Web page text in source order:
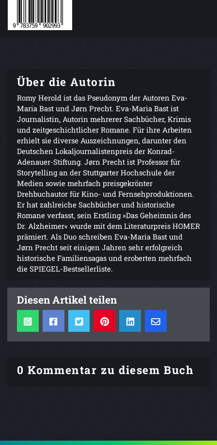
Über die Autorin
Romy Herold ist das Pseudonym der Autoren Eva-
Maria Bast und Jørn Precht. Eva-Maria Bast ist
Journalistin, Autorin mehrerer Sachbücher, Krimis
und zeitgeschichtlicher Romane. Für ihre Arbeiten
erhielt sie diverse Auszeichnungen, darunter den
Deutschen Lokaljournalistenpreis der Konrad-
Adenauer-Stiftung. Jørn Precht ist Professor für
Storytelling an der Stuttgarter Hochschule der
Medien sowie mehrfach preisgekrönter
Drehbuchautor für Kino- und Fernsehproduktionen.
Er hat zahlreiche Sachbücher und historische
Romane verfasst, sein Erstling »Das Geheimnis des
Dr. Alzheimer« wurde mit dem Literaturpreis HOMER
prämiert. Als Duo schreiben Eva-Maria Bast und
Jørn Precht seit einigen Jahren sehr erfolgreich
historische Familiensagas und eroberten mehrfach
die SPIEGEL-Bestsellerliste.
Diesen Artikel teilen
0 Kommentar zu diesem Buch